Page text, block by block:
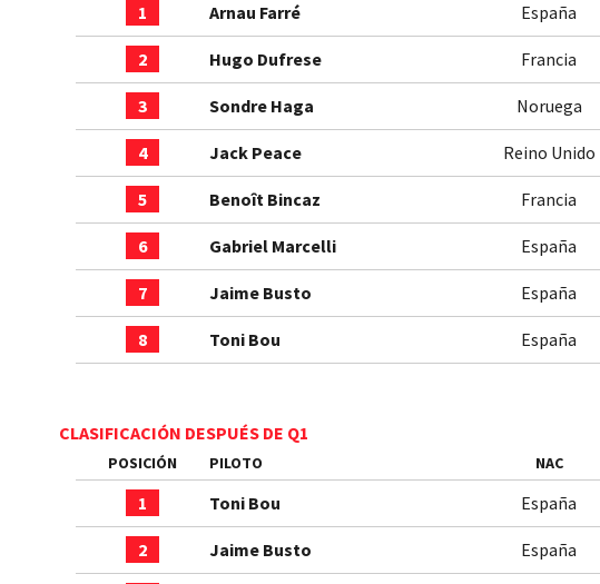
1 Arnau Farré España
2 Hugo Dufrese Francia
3 Sondre Haga Noruega
4 Jack Peace Reino Unido
5 Benoît Bincaz Francia
6 Gabriel Marcelli España
7 Jaime Busto España
8 Toni Bou España
CLASIFICACIÓN DESPUÉS DE Q1
POSICIÓN PILOTO NAC
1 Toni Bou España
2 Jaime Busto España